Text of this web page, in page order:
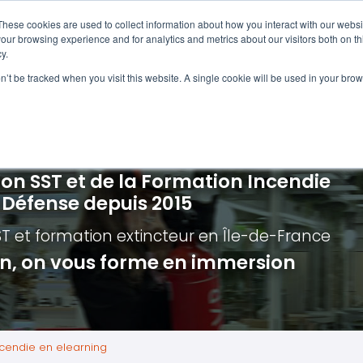
cookies are used to collect information about how you interact with our
browsing experience and for analytics and metrics about our visitors both on
be tracked when you visit this website. A single cookie will be used in your
incendie - Guide et Serre file
de première intervention
Extincteurs
en réalité augmentée
Évacuation établissements de
Évacuation secteur tertiaire
Évacuation secteur industriel
SST et de la Formation Incendie
depuis 2015
et formation extincteuren Île-de-France
on vous forme en immersion
en elearning